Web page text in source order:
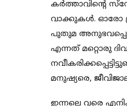
കര്‍ത്താവിന്റെ
വാക്കുകള്‍. ഓരോ
പുതുമ
എന്നത് മറ്റൊരു
മനുഷ്യരെ,
ഇന്നലെ വരെ